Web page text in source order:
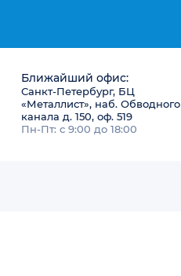
Ближайший офис:
Санкт-Петербург, БЦ
«Металлист», наб. Обводного
канала д. 150, оф. 519
Пн-Пт: с 9:00 до 18:00